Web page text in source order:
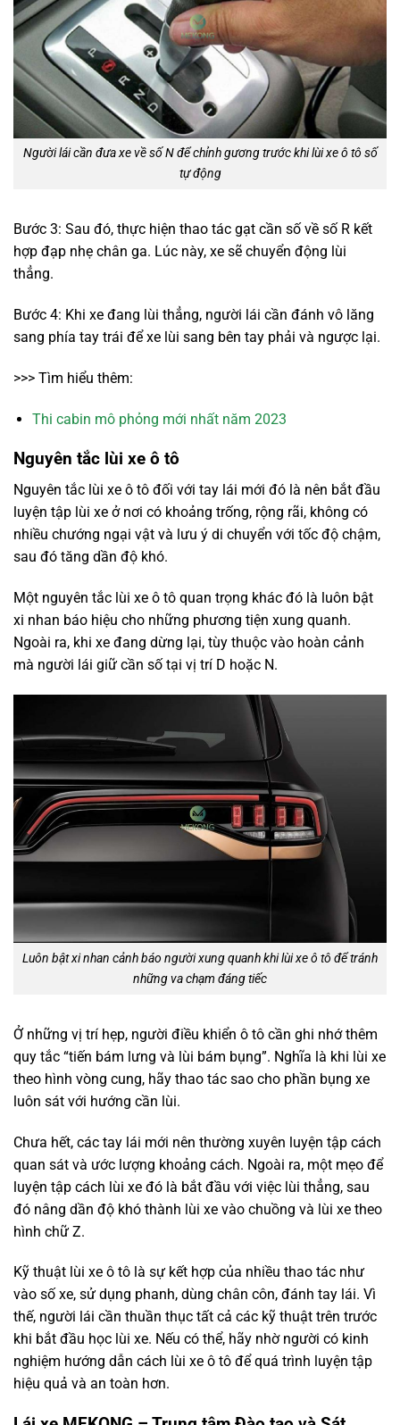
Người lái cần đưa xe về số N để chỉnh gương trước khi lùi xe ô tô số
tự động
Bước 3: Sau đó, thực hiện thao tác gạt cần số về số R kết
hợp đạp nhẹ chân ga. Lúc này, xe sẽ chuyển động lùi
thẳng.
Bước 4: Khi xe đang lùi thẳng, người lái cần đánh vô lăng
sang phía tay trái để xe lùi sang bên tay phải và ngược lại.
>>> Tìm hiểu thêm:
Thi cabin mô phỏng mới nhất năm 2023
Nguyên tắc lùi xe ô tô
Nguyên tắc lùi xe ô tô đối với tay lái mới đó là nên bắt đầu
luyện tập lùi xe ở nơi có khoảng trống, rộng rãi, không có
nhiều chướng ngại vật và lưu ý di chuyển với tốc độ chậm,
sau đó tăng dần độ khó.
Một nguyên tắc lùi xe ô tô quan trọng khác đó là luôn bật
xi nhan báo hiệu cho những phương tiện xung quanh.
Ngoài ra, khi xe đang dừng lại, tùy thuộc vào hoàn cảnh
mà người lái giữ cần số tại vị trí D hoặc N.
Luôn bật xi nhan cảnh báo người xung quanh khi lùi xe ô tô để tránh
những va chạm đáng tiếc
Ở những vị trí hẹp, người điều khiển ô tô cần ghi nhớ thêm
quy tắc “tiến bám lưng và lùi bám bụng”. Nghĩa là khi lùi xe
theo hình vòng cung, hãy thao tác sao cho phần bụng xe
luôn sát với hướng cần lùi.
Chưa hết, các tay lái mới nên thường xuyên luyện tập cách
quan sát và ước lượng khoảng cách. Ngoài ra, một mẹo để
luyện tập cách lùi xe đó là bắt đầu với việc lùi thẳng, sau
đó nâng dần độ khó thành lùi xe vào chuồng và lùi xe theo
hình chữ Z.
Kỹ thuật lùi xe ô tô là sự kết hợp của nhiều thao tác như
vào số xe, sử dụng phanh, dùng chân côn, đánh tay lái. Vì
thế, người lái cần thuần thục tất cả các kỹ thuật trên trước
khi bắt đầu học lùi xe. Nếu có thể, hãy nhờ người có kinh
nghiệm hướng dẫn cách lùi xe ô tô để quá trình luyện tập
hiệu quả và an toàn hơn.